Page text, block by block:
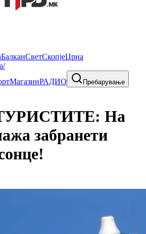
БалканСветСкопјеЦрна
МагазинРАДИО Пребарување
На
забранети